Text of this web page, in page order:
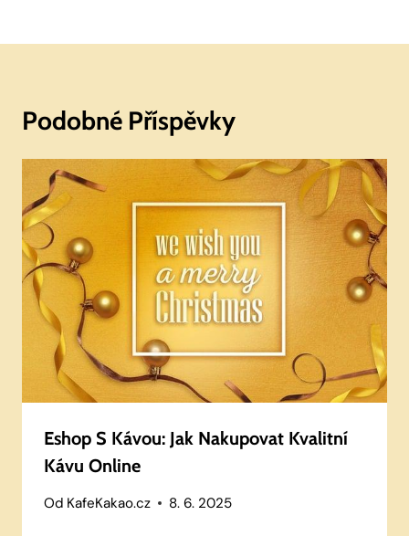
Podobné Příspěvky
Eshop S Kávou: Jak Nakupovat Kvalitní
Kávu Online
Od KafeKakao.cz 8. 6. 2025